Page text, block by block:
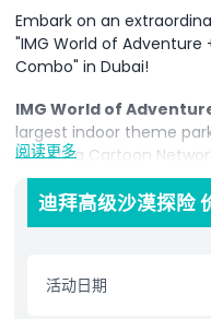
Embark on an
"IMG World of Adventure
Combo" in Dubai!
IMG World of
largest indoor theme
including Cartoon
adrenaline-pumping
attractions, and world-
day filled with
beauty of the desert as
阅读更多
迪拜高级沙漠探险
活动日期